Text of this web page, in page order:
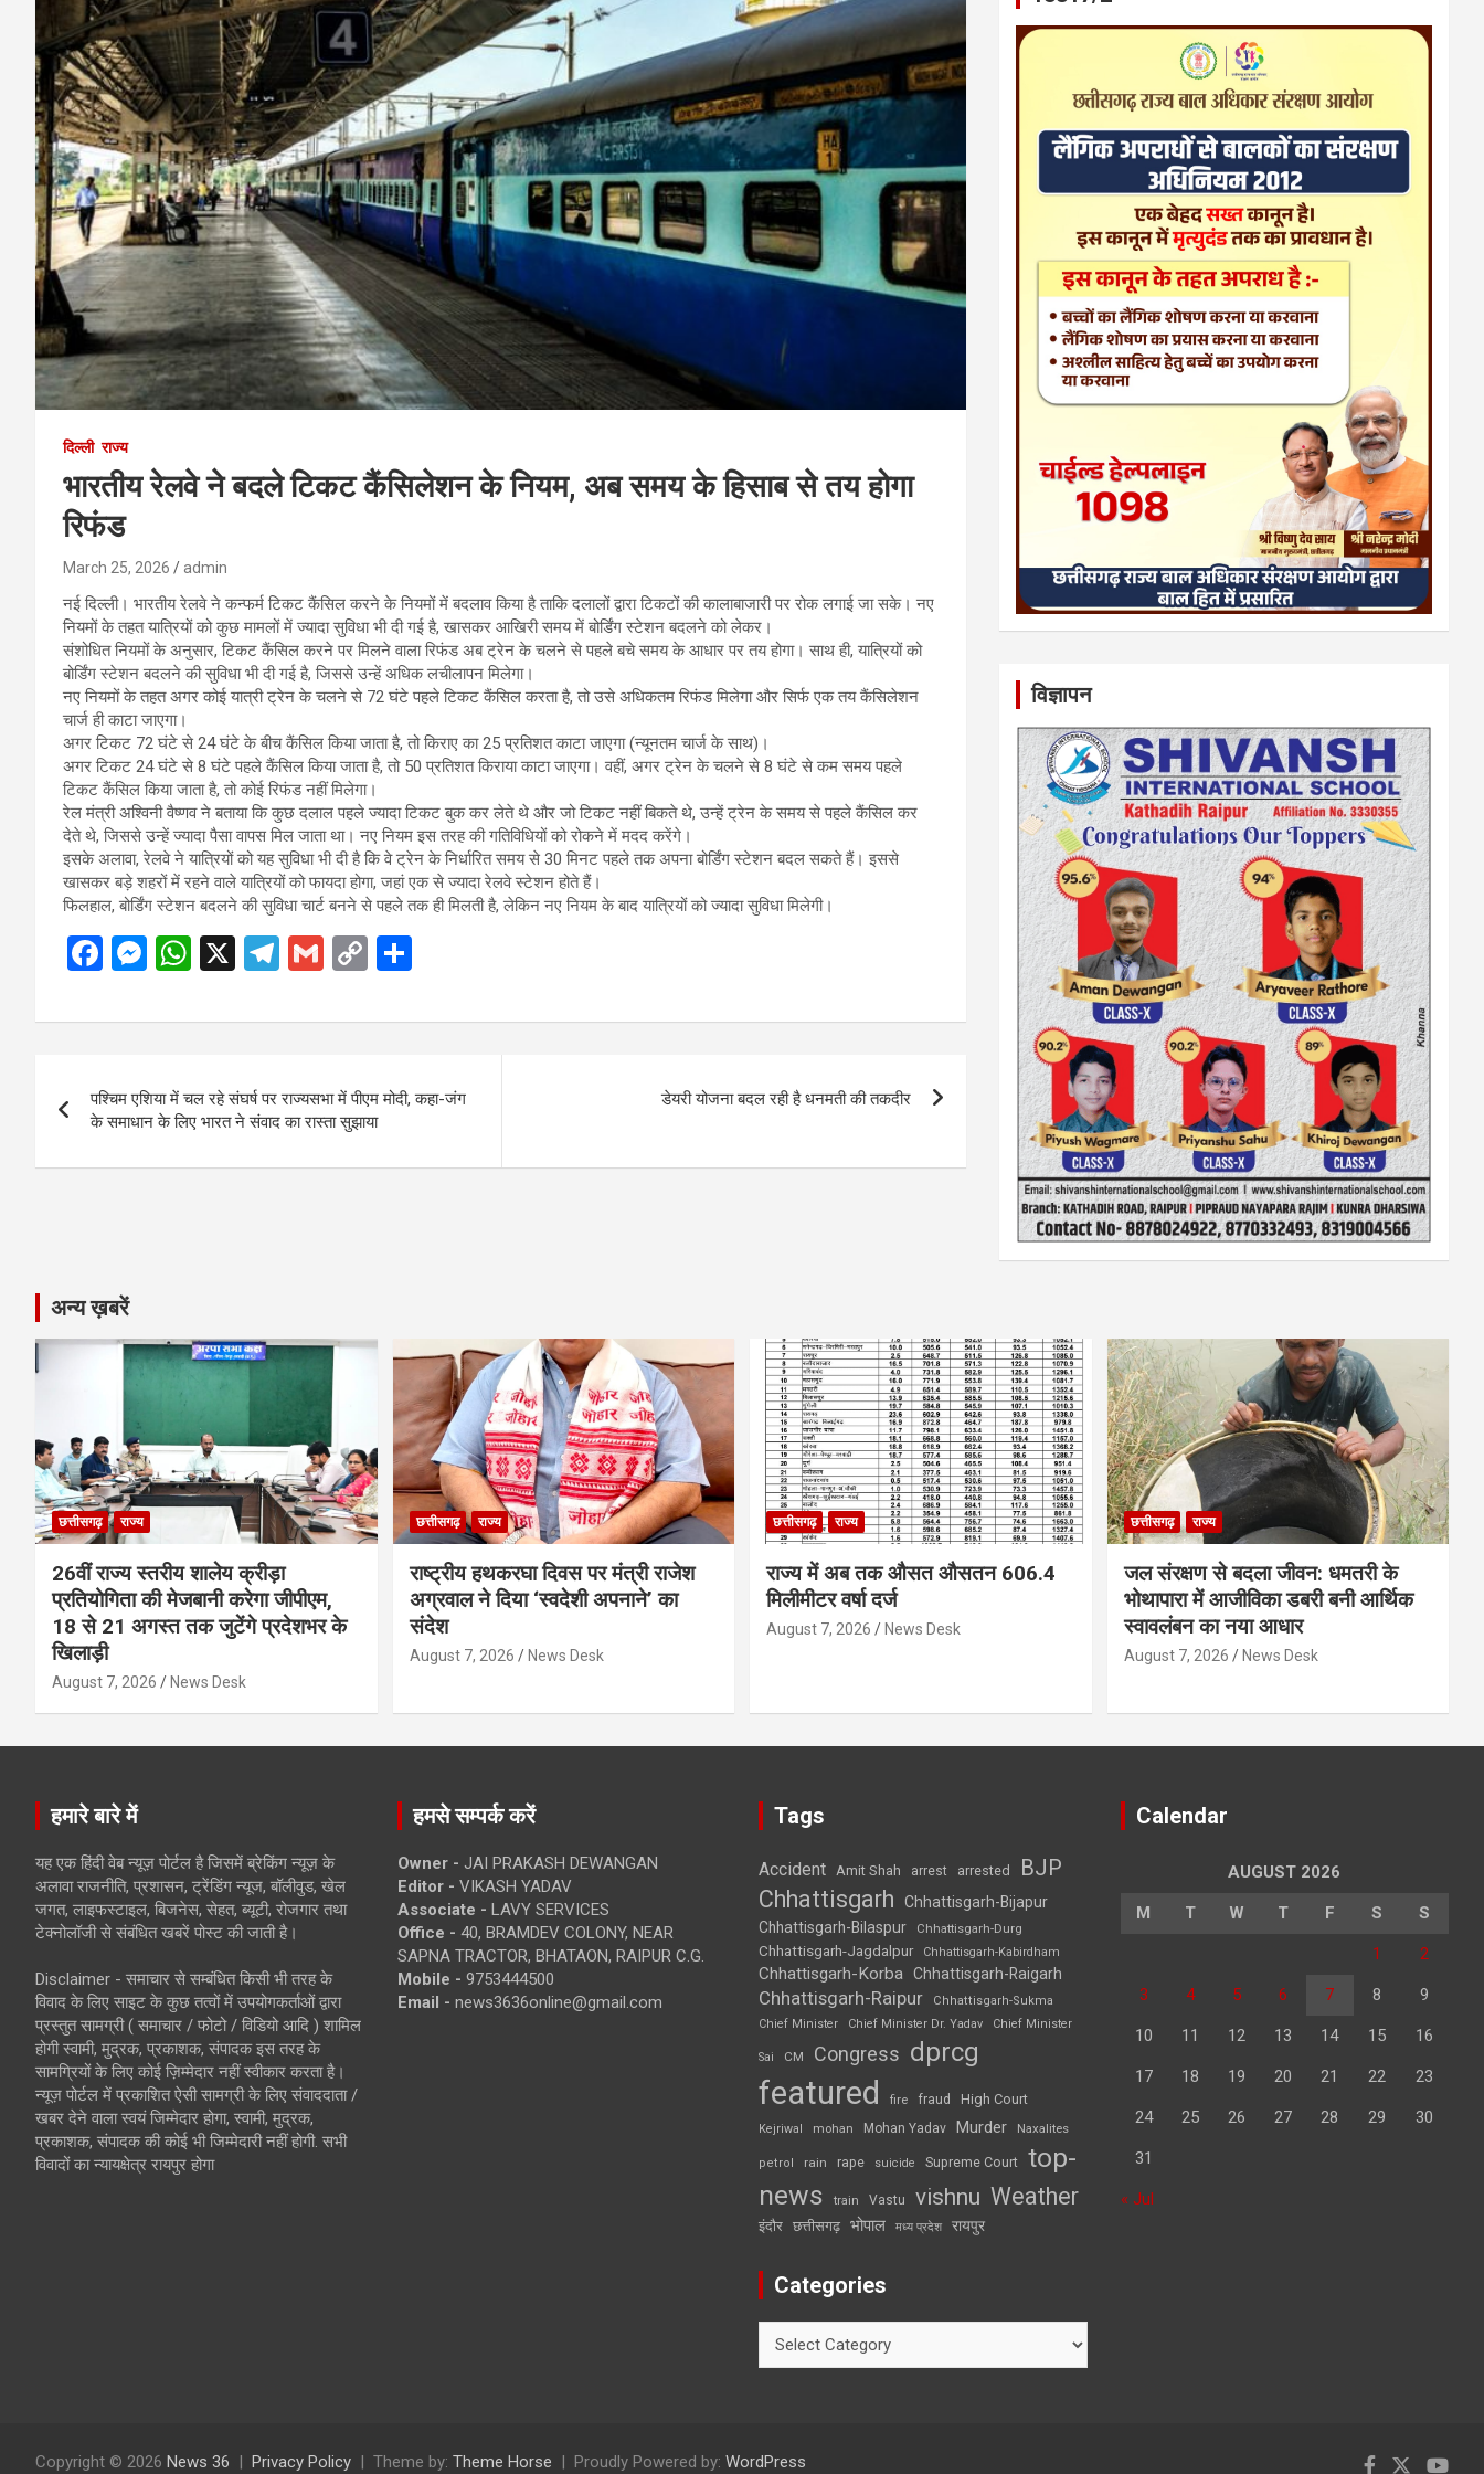
दिल्ली राज्य
भारतीय रेलवे ने बदले टिकट कैंसिलेशन के नियम, अब समय के हिसाब से तय होगा
रिफंड
March 25, 2026 admin
नई दिल्ली। भारतीय रेलवे ने कन्फर्म टिकट कैंसिल करने के नियमों में बदलाव किया है ताकि दलालों द्वारा टिकटों की कालाबाजारी पर रोक लगाई जा सके। नए
नियमों के तहत यात्रियों को कुछ मामलों में ज्यादा सुविधा भी दी गई है, खासकर आखिरी समय में बोर्डिंग स्टेशन बदलने को लेकर।
संशोधित नियमों के अनुसार, टिकट कैंसिल करने पर मिलने वाला रिफंड अब ट्रेन के चलने से पहले बचे समय के आधार पर तय होगा। साथ ही, यात्रियों को
बोर्डिंग स्टेशन बदलने की सुविधा भी दी गई है, जिससे उन्हें अधिक लचीलापन मिलेगा।
नए नियमों के तहत अगर कोई यात्री ट्रेन के चलने से 72 घंटे पहले टिकट कैंसिल करता है, तो उसे अधिकतम रिफंड मिलेगा और सिर्फ एक तय कैंसिलेशन
चार्ज ही काटा जाएगा।
अगर टिकट 72 घंटे से 24 घंटे के बीच कैंसिल किया जाता है, तो किराए का 25 प्रतिशत काटा जाएगा (न्यूनतम चार्ज के साथ)।
अगर टिकट 24 घंटे से 8 घंटे पहले कैंसिल किया जाता है, तो 50 प्रतिशत किराया काटा जाएगा। वहीं, अगर ट्रेन के चलने से 8 घंटे से कम समय पहले
टिकट कैंसिल किया जाता है, तो कोई रिफंड नहीं मिलेगा।
रेल मंत्री अश्विनी वैष्णव ने बताया कि कुछ दलाल पहले ज्यादा टिकट बुक कर लेते थे और जो टिकट नहीं बिकते थे, उन्हें ट्रेन के समय से पहले कैंसिल कर
देते थे, जिससे उन्हें ज्यादा पैसा वापस मिल जाता था। नए नियम इस तरह की गतिविधियों को रोकने में मदद करेंगे।
इसके अलावा, रेलवे ने यात्रियों को यह सुविधा भी दी है कि वे ट्रेन के निर्धारित समय से 30 मिनट पहले तक अपना बोर्डिंग स्टेशन बदल सकते हैं। इससे
खासकर बड़े शहरों में रहने वाले यात्रियों को फायदा होगा, जहां एक से ज्यादा रेलवे स्टेशन होते हैं।
फिलहाल, बोर्डिंग स्टेशन बदलने की सुविधा चार्ट बनने से पहले तक ही मिलती है, लेकिन नए नियम के बाद यात्रियों को ज्यादा सुविधा मिलेगी।
F
ce
o
o
k
M
se
g
er
W
at
A
p
p
X
T
e
a
m
G
ail
C
py
n
k
ar
navigation
पश्चिम एशिया में चल रहे संघर्ष पर राज्यसभा में पीएम मोदी, कहा-जंग
के समाधान के लिए भारत ने संवाद का रास्ता सुझाया
डेयरी योजना बदल रही है धनमती की तकदीर
विज्ञापन
अन्य ख़बरें
छत्तीसगढ़ राज्य
26वीं राज्य स्तरीय शालेय क्रीड़ा
प्रतियोगिता की मेजबानी करेगा जीपीएम,
18 से 21 अगस्त तक जुटेंगे प्रदेशभर के
खिलाड़ी
August 7, 2026 News Desk
छत्तीसगढ़ राज्य
राष्ट्रीय हथकरघा दिवस पर मंत्री राजेश
अग्रवाल ने दिया ‘स्वदेशी अपनाने’ का
संदेश
August 7, 2026 News Desk
छत्तीसगढ़ राज्य
राज्य में अब तक औसत औसतन 606.4
मिलीमीटर वर्षा दर्ज
August 7, 2026 News Desk
छत्तीसगढ़ राज्य
जल संरक्षण से बदला जीवन: धमतरी के
भोथापारा में आजीविका डबरी बनी आर्थिक
स्वावलंबन का नया आधार
August 7, 2026 News Desk
हमारे बारे में
यह एक हिंदी वेब न्यूज़ पोर्टल है जिसमें ब्रेकिंग न्यूज़ के
अलावा राजनीति, प्रशासन, ट्रेंडिंग न्यूज, बॉलीवुड, खेल
जगत, लाइफस्टाइल, बिजनेस, सेहत, ब्यूटी, रोजगार तथा
टेक्नोलॉजी से संबंधित खबरें पोस्ट की जाती है।
Disclaimer - समाचार से सम्बंधित किसी भी तरह के
विवाद के लिए साइट के कुछ तत्वों में उपयोगकर्ताओं द्वारा
प्रस्तुत सामग्री ( समाचार / फोटो / विडियो आदि ) शामिल
होगी स्वामी, मुद्रक, प्रकाशक, संपादक इस तरह के
सामग्रियों के लिए कोई ज़िम्मेदार नहीं स्वीकार करता है।
न्यूज़ पोर्टल में प्रकाशित ऐसी सामग्री के लिए संवाददाता /
खबर देने वाला स्वयं जिम्मेदार होगा, स्वामी, मुद्रक,
प्रकाशक, संपादक की कोई भी जिम्मेदारी नहीं होगी. सभी
विवादों का न्यायक्षेत्र रायपुर होगा
हमसे सम्पर्क करें
Owner - JAI PRAKASH DEWANGAN
Editor - VIKASH YADAV
Associate - LAVY SERVICES
Office - 40, BRAMDEV COLONY, NEAR
SAPNA TRACTOR, BHATAON, RAIPUR C.G.
Mobile - 9753444500
Email - news3636online@gmail.com
Tags
Accident Amit Shah arrest arrested BJP
Chhattisgarh
Chhattisgarh-Bijapur
Chhattisgarh-Bilaspur
Chhattisgarh-Durg
Chhattisgarh-Jagdalpur Chhattisgarh-Kabirdham
Chhattisgarh-Korba Chhattisgarh-Raigarh
Chhattisgarh-Raipur
Chhattisgarh-Sukma
Chief Minister
Chief Minister Dr. Yadav Chief Minister
Sai CM Congress dprcg
featured fire fraud High Court
Kejriwal mohan Mohan Yadav Murder Naxalites
petrol rain rape suicide Supreme Court top-
news
train Vastu vishnu Weather
इंदौर छत्तीसगढ़ भोपाल मध्य प्रदेश रायपुर
Categories
Calendar
AUGUST 2026
M T W T F S S
1 2
3 4 5 6 7 8 9
10 11 12 13 14 15 16
17 18 19 20 21 22 23
24 25 26 27 28 29 30
31
« Jul
Copyright © 2026 News 36 Privacy Policy Theme by: Theme Horse Proudly Powered by: WordPress